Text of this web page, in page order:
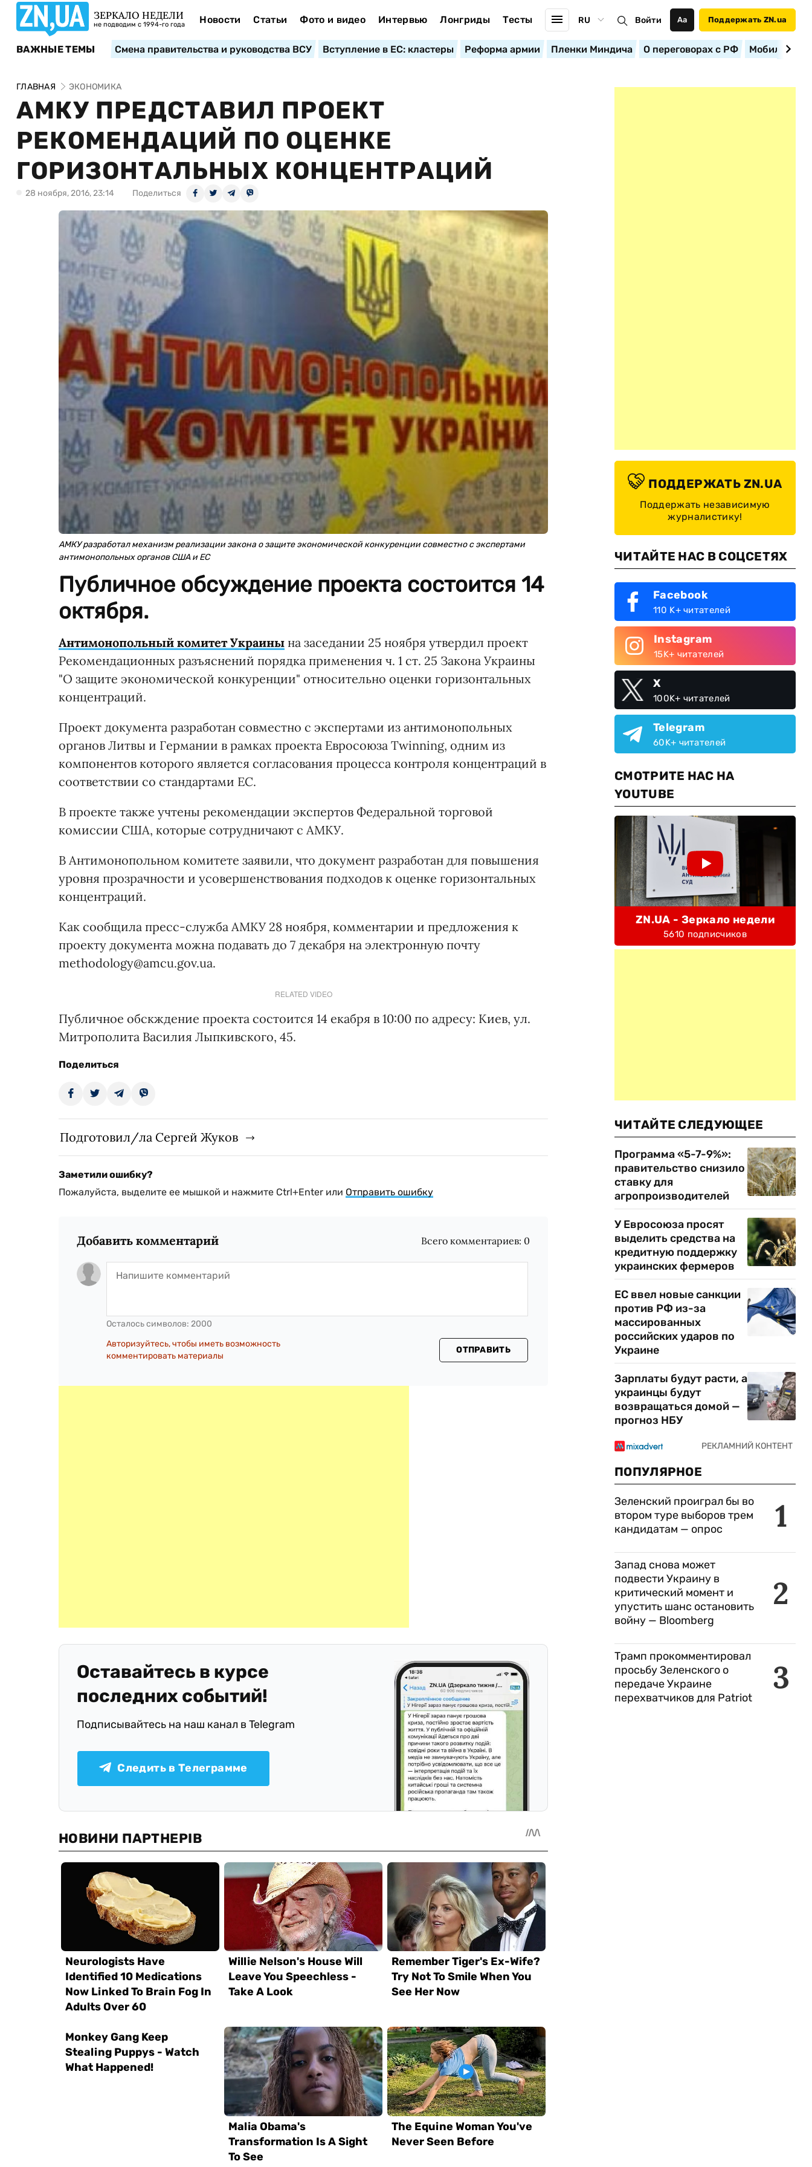
ЗЕРКАЛО НЕДЕЛИ
не подводим с 1994-го года Новости Статьи Фото и видео Интервью Лонгриды Тесты RU Войти Аа Поддержать ZN.ua
ВАЖНЫЕ ТЕМЫ Смена правительства и руководства ВСУ Вступление в ЕС: кластеры Реформа армии Пленки Миндича О переговорах с РФ
ГЛАВНАЯ ЭКОНОМИКА
АМКУ ПРЕДСТАВИЛ ПРОЕКТ
РЕКОМЕНДАЦИЙ ПО ОЦЕНКЕ
ГОРИЗОНТАЛЬНЫХ КОНЦЕНТРАЦИЙ
28 ноября, 2016, 23:14 Поделиться
АМКУ разработал механизм реализации закона о защите экономической конкуренции совместно с экспертами
антимонопольных органов США и ЕС
Публичное обсуждение проекта состоится 14
октября.
Антимонопольный комитет Украины на заседании 25 ноября утвердил проект
Рекомендационных разъяснений порядка применения ч. 1 ст. 25 Закона Украины
"О защите экономической конкуренции" относительно оценки горизонтальных
концентраций.
Проект документа разработан совместно с экспертами из антимонопольных
органов Литвы и Германии в рамках проекта Евросоюза Twinning, одним из
компонентов которого является согласования процесса контроля концентраций в
соответствии со стандартами ЕС.
В проекте также учтены рекомендации экспертов Федеральной торговой
комиссии США, которые сотрудничают с АМКУ.
В Антимонопольном комитете заявили, что документ разработан для повышения
уровня прозрачности и усовершенствования подходов к оценке горизонтальных
концентраций.
Как сообщила пресс-служба АМКУ 28 ноября, комментарии и предложения к
проекту документа можна подавать до 7 декабря на электронную почту
methodology@amcu.gov.ua.
RELATED VIDEO
Публичное обскждение проекта состоится 14 екабря в 10:00 по адресу: Киев, ул.
Митрополита Василия Лыпкивского, 45.
Поделиться
Подготовил/ла Сергей Жуков
Заметили ошибку?
Пожалуйста, выделите ее мышкой и нажмите Ctrl+Enter или Отправить ошибку
Добавить комментарий Всего комментариев: 0
Осталось символов: 2000
Авторизуйтесь, чтобы иметь возможность
комментировать материалы
ОТПРАВИТЬ
Оставайтесь в курсе
последних событий!
Подписывайтесь на наш канал в Telegram
Следить в Телеграмме
ПОДДЕРЖАТЬ ZN.UA
Поддержать независимую
журналистику!
ЧИТАЙТЕ НАС В СОЦСЕТЯХ
Facebook
110 K+ читателей
Instagram
15K+ читателей
X
100K+ читателей
Telegram
60K+ читателей
СМОТРИТЕ НАС НА
YOUTUBE
ZN.UA - Зеркало недели
5610 подписчиков
ЧИТАЙТЕ СЛЕДУЮЩЕЕ
Программа «5-7-9%»:
правительство снизило
ставку для
агропроизводителей
У Евросоюза просят
выделить средства на
кредитную поддержку
украинских фермеров
ЕС ввел новые санкции
против РФ из-за
массированных
российских ударов по
Украине
Зарплаты будут расти, а
украинцы будут
возвращаться домой —
прогноз НБУ
ПОПУЛЯРНОЕ
1
Зеленский проиграл бы во
втором туре выборов трем
кандидатам — опрос
2
Запад снова может
подвести Украину в
критический момент и
упустить шанс остановить
войну — Bloomberg
3
Трамп прокомментировал
просьбу Зеленского о
передаче Украине
перехватчиков для Patriot